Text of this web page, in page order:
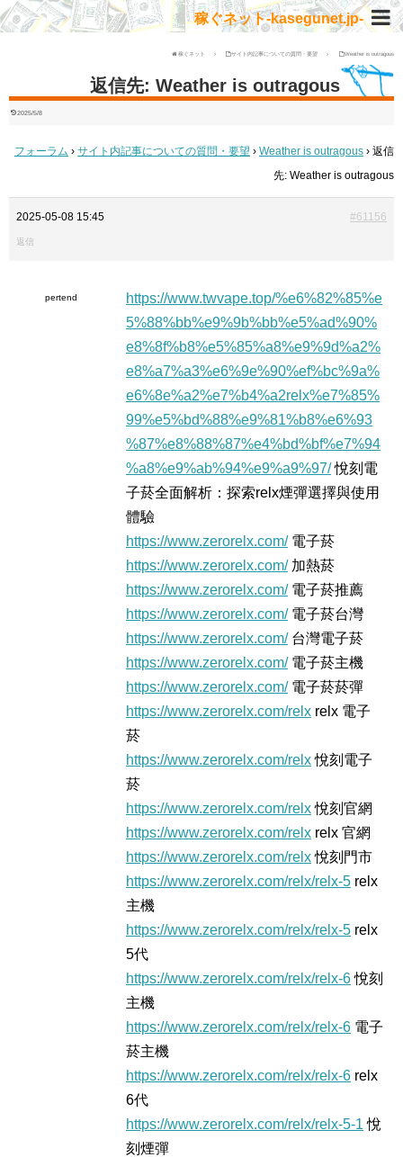
稼ぐネット-kasegunet.jp-
稼ぐネット サイト内記事についての質問・要望 Weather is outragous
返信先: Weather is outragous
2025/5/8
フォーラム › サイト内記事についての質問・要望 › Weather is outragous › 返信
先: Weather is outragous
2025-05-08 15:45 #61156
返信
pertend
https://www.twvape.top/%e6%82%85%e
5%88%bb%e9%9b%bb%e5%ad%90%
e8%8f%b8%e5%85%a8%e9%9d%a2%
e8%a7%a3%e6%9e%90%ef%bc%9a%
e6%8e%a2%e7%b4%a2relx%e7%85%
99%e5%bd%88%e9%81%b8%e6%93
%87%e8%88%87%e4%bd%bf%e7%94
%a8%e9%ab%94%e9%a9%97/悅刻電
子菸全面解析：探索relx煙彈選擇與使用
體驗
https://www.zerorelx.com/電子菸
https://www.zerorelx.com/加熱菸
https://www.zerorelx.com/電子菸推薦
https://www.zerorelx.com/電子菸台灣
https://www.zerorelx.com/台灣電子菸
https://www.zerorelx.com/電子菸主機
https://www.zerorelx.com/電子菸菸彈
https://www.zerorelx.com/relx relx 電子
菸
https://www.zerorelx.com/relx悅刻電子
菸
https://www.zerorelx.com/relx悅刻官網
https://www.zerorelx.com/relx relx 官網
https://www.zerorelx.com/relx悅刻門市
https://www.zerorelx.com/relx/relx-5 relx
主機
https://www.zerorelx.com/relx/relx-5 relx
5代
https://www.zerorelx.com/relx/relx-6悅刻
主機
https://www.zerorelx.com/relx/relx-6 電子
菸主機
https://www.zerorelx.com/relx/relx-6 relx
6代
https://www.zerorelx.com/relx/relx-5-1 悅
刻煙彈